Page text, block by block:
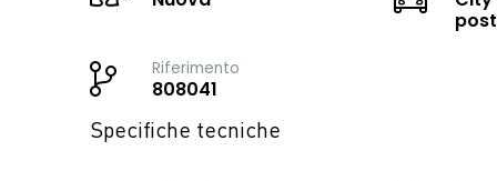
Riferimento
808041
Specifiche tecniche